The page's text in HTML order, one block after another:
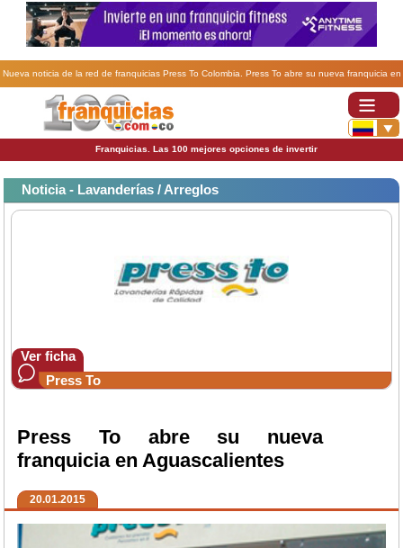
Nueva noticia de la red de franquicias Press To Colombia. Press To abre su nueva franquicia en
Franquicias. Las 100 mejores opciones de invertir
Noticia - Lavanderías / Arreglos
Ver ficha
Press To
Press To abre su nueva
franquicia en Aguascalientes
20.01.2015